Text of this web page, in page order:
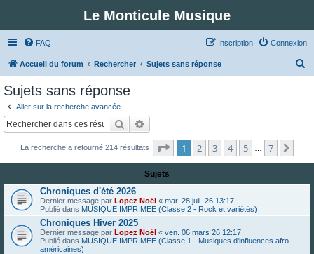
Le Monticule Musique
FAQ Connexion
Inscription
Accueil du forum Rechercher Sujets sans réponse
c
r
Sujets sans réponse
Aller sur la recherche avancée
Rechercher
La recherche a retourné 214 résultats Page sur7
1 2 3 4 5 7
Sujets
Chroniques d'été 2026
Dernier message par Lopez Noël « mar. 28 juil. 26 13:17
Publié dans MUSIQUE IMPRIMEE (Classe 2 - Rock et variétés)
Chroniques Hiver 2025
Dernier message par Lopez Noël « ven. 06 mars 26 12:17
Publié dans MUSIQUE IMPRIMEE (Classe 1 - Musiques d'influences afro-
américaines)